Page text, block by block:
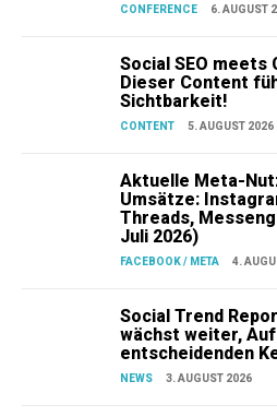
CONFERENCE 6. AUGUST
Social SEO
Dieser Content
Sichtbarkeit!
CONTENT 5. AUGUST 2026
Aktuelle Meta-
Umsätze:
Threads,
Juli 2026)
FACEBOOK / META 4.
Social Trend
wächst weiter,
entscheidenden
NEWS 3. AUGUST 2026